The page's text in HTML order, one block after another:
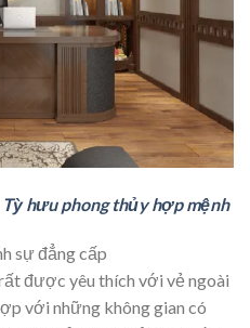
hưu phong thủy hợp mệnh
sự đẳng cấp
được yêu thích với vẻ ngoài
với những không gian có